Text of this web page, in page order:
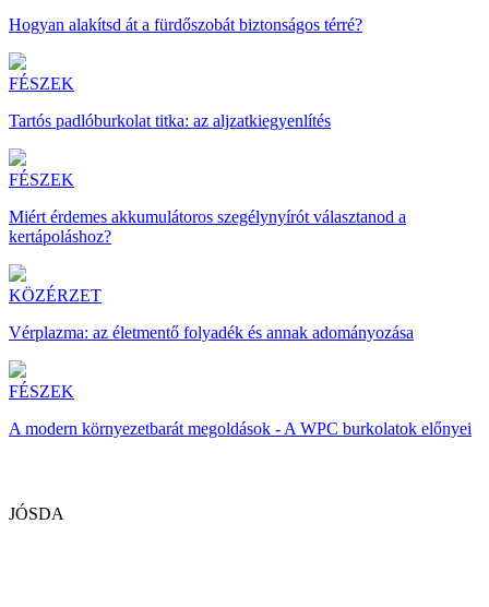
Hogyan alakítsd át a fürdőszobát biztonságos térré?
FÉSZEK
Tartós padlóburkolat titka: az aljzatkiegyenlítés
FÉSZEK
Miért érdemes akkumulátoros szegélynyírót választanod a
kertápoláshoz?
KÖZÉRZET
Vérplazma: az életmentő folyadék és annak adományozása
FÉSZEK
A modern környezetbarát megoldások - A WPC burkolatok előnyei
JÓSDA